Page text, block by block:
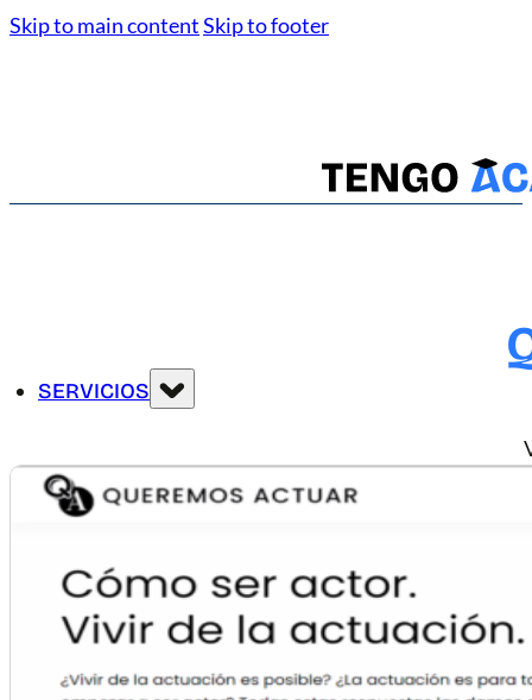
Skip to main contentSkip to footer
SERVICIOS
DESARROLLO WEB
Academia Online